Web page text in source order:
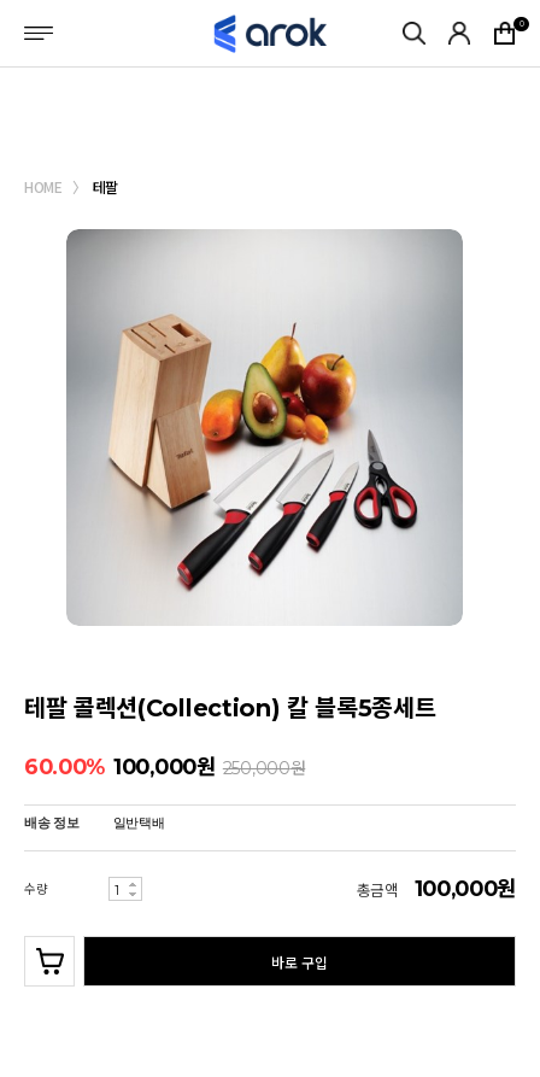
0
HOME 테팔
테팔 콜렉션(Collection) 칼 블록5종세트
60.00% 100,000원 250,000원
배송 정보 일반택배
수량 총금액 100,000원
바로 구입